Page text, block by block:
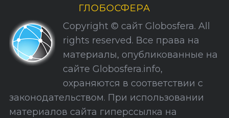
и
С
а
а
ГЛОБОСФЕРА
Copyright © сайт Globosfera. All
rights reserved. Все права на
материалы, опубликованные на
сайте Globosfera.info,
охраняются в соответствии с
законодательством. При использовании
материалов сайта гиперссылка на